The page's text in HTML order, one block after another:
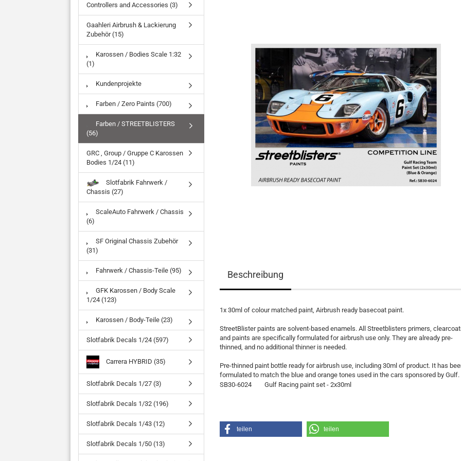
Beschreibung
1x 30ml of colour matched paint, Airbrush ready basecoat paint.
StreetBlister paints are solvent-based enamels. All Streetblisters primers,
and paints are specifically formulated for airbrush use only. They are already pre-
thinned, and no additional thinner is needed.
Pre-thinned paint bottle ready for airbrush use, including 30ml of product. It has
formulated to match the blue and orange tones used in the cars sponsored by Gulf.
SB30-6024
Gulf Racing paint set - 2x30ml
teilen teilen
Controllers and Accessories (3)
Gaahleri Airbrush & Lackierung
Zubehör (15)
Karossen / Bodies Scale 1:32
(1)
Kundenprojekte
Farben / Zero Paints (700)
Farben / STREETBLISTERS
(56)
GRC , Group / Gruppe C Karossen
Bodies 1/24 (11)
Slotfabrik Fahrwerk /
Chassis (27)
ScaleAuto Fahrwerk / Chassis
(6)
SF Original Chassis Zubehör
(31)
Fahrwerk / Chassis-Teile (95)
GFK Karossen / Body Scale
1/24 (123)
Karossen / Body-Teile (23)
Slotfabrik Decals 1/24 (597)
Carrera HYBRID (35)
Slotfabrik Decals 1/27 (3)
Slotfabrik Decals 1/32 (196)
Slotfabrik Decals 1/43 (12)
Slotfabrik Decals 1/50 (13)